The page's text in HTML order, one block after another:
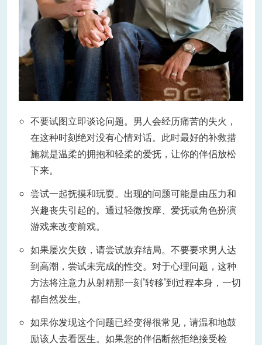
不要试图立即谈论问题。男人会经历痛苦的失火，
在这种时刻绝对没有心情对话。此时最好的补救措
施就是温柔的拥抱和轻柔的爱抚，让你的伴侣放松
下来。
尝试一起抚摸和玩耍。出现的问题可能是由压力和
兴趣丧失引起的。通过轻微按摩、爱抚或角色扮演
游戏来改变前戏。
如果屡次失败，请尝试放弃结局。不要要求男人达
到高潮，尝试未完成的性交。对于心理问题，这种
方法将注意力从射精那一刻"转移"到过程本身，一切
都自然发生。
如果你发现这个问题已经变得很常见，请温和地鼓
励该人去看医生。如果您的伴侣断然拒绝接受检